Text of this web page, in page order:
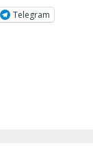
Telegram